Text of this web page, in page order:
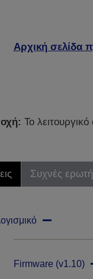
Αρχική σελίδα
Το
Συχνές
Firmware (v1.10)